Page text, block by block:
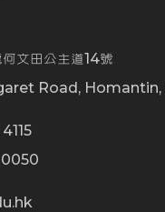
文田公主道14號
Road,
0050